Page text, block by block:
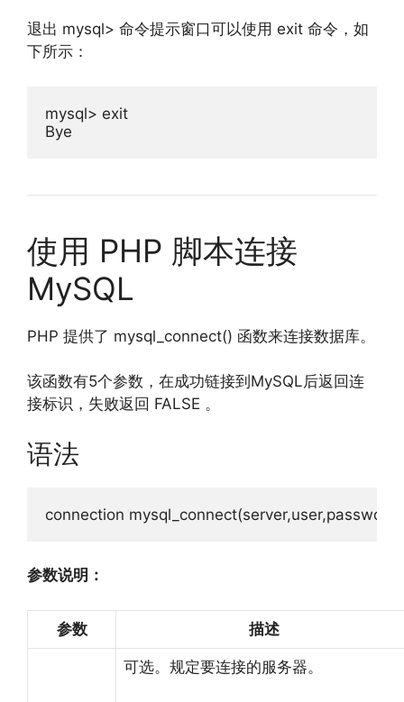
退出 mysql> 命令提示窗口可以使用 exit 命令，如
下所示：
mysql> exit
Bye
使用 PHP 脚本连接
MySQL
PHP 提供了 mysql_connect() 函数来连接数据库。
该函数有5个参数，在成功链接到MySQL后返回连
接标识，失败返回 FALSE 。
语法
connection mysql_connect(server,user,passwd
参数说明：
参数 描述
可选。规定要连接的服务器。